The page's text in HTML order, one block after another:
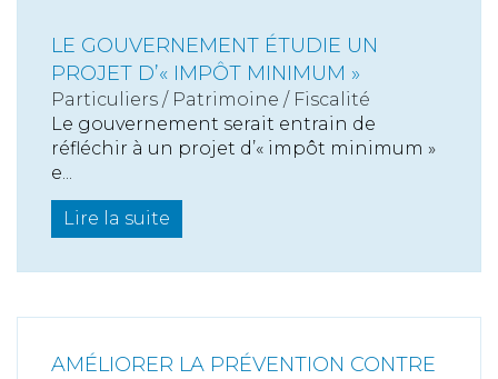
LE GOUVERNEMENT ÉTUDIE UN
PROJET D’« IMPÔT MINIMUM »
Particuliers / Patrimoine / Fiscalité
Le gouvernement serait entrain de
réfléchir à un projet d’« impôt minimum »
e...
Lire la suite
AMÉLIORER LA PRÉVENTION CONTRE